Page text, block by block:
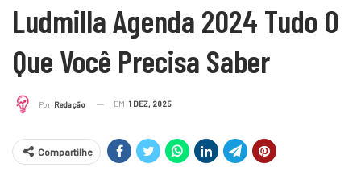
Ludmilla Agenda 2024 Tudo O
Que Você Precisa Saber
Por Redação EM 1 DEZ, 2025
Compartilhe